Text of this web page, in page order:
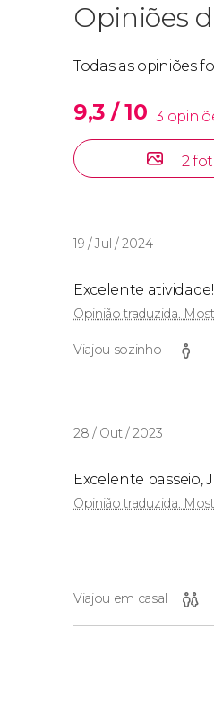
Opiniões
Todas as opiniões
9,3 / 10 3
2
19 / Jul / 2024
Excelente atividade!
Opinião traduzida.
Viajou sozinho
28 / Out / 2023
Excelente
Opinião traduzida.
Viajou em casal